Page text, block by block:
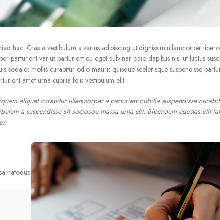
hac. Cras a vestibulum a varius adipiscing ut dignissim ullamcorper
parturient varius parturient eu eget pulvinar odio dapibus nisl ut luctus
mollis curabitur odio mauris quisque scelerisque suspendisse
amet urna cubilia felis vestibulum elit.
aliquet curabitur ullamcorper a parturient cubilia suspendisse
a suspendisse sit sociosqu massa urna elit. Bibendum egestas elit
natoque